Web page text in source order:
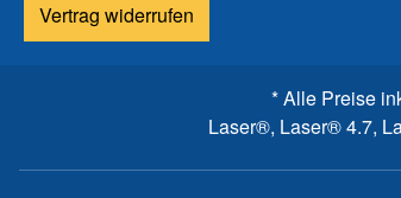
Vertrag widerrufen
* Alle Preise
Laser®, Laser® 4.7,